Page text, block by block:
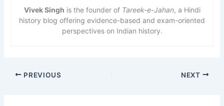
Vivek Singh is the founder of Tareek-e-Jahan, a Hindi
history blog offering evidence-based and exam-oriented
perspectives on Indian history.
PREVIOUS NEXT